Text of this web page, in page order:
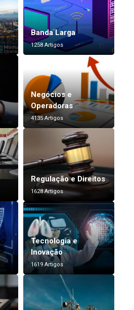
Banda Larga
1258 Artigos
Negócios e
Operadoras
4135 Artigos
Regulação e Direitos
1628 Artigos
Tecnologia e
Inovação
1619 Artigos